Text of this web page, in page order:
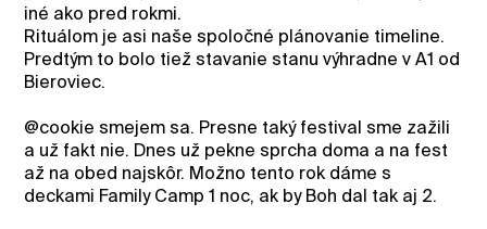
iné ako pred rokmi.
Rituálom je asi naše spoločné plánovanie timeline.
Predtým to bolo tiež stavanie stanu výhradne v A1 od
Bieroviec.
@cookie smejem sa. Presne taký festival sme zažili
a už fakt nie. Dnes už pekne sprcha doma a na fest
až na obed najskôr. Možno tento rok dáme s
deckami Family Camp 1 noc, ak by Boh dal tak aj 2.